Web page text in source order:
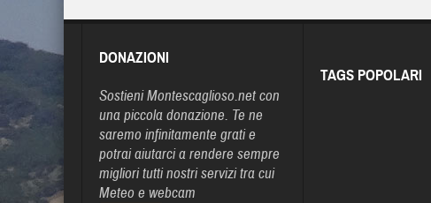
DONAZIONI
Sostieni Montescaglioso.net con
una piccola donazione. Te ne
saremo infinitamente grati e
potrai aiutarci a rendere sempre
migliori tutti nostri servizi tra cui
Meteo e webcam
TAGS POPOLARI